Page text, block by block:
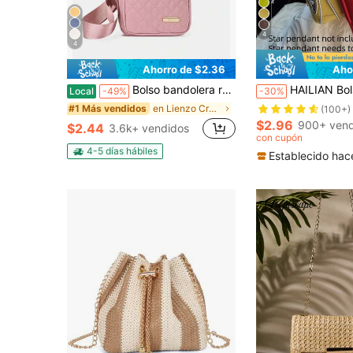
4
Ahorro de $2.36
Local -49% Bolso bandolera resistente al agua para hombre y mujer, mochila ligera tipo bandolera, riñonera con correa ajustable para viajes, senderismo, ciclismo y uso diario. Varios colores disponibles.
#1 Más vendidos en Lienzo Crossbody de mujer
$2.44 3.6k+ vendidos
4-5 días hábiles
4
-30% HAILIAN Bolso de hombro cruzado versátil y de gran capacidad de unicolor simple para mujeres, adecuado para el trabajo, el transporte, los viajes
(100+)
$2.96 900+
con cupón
Establecido